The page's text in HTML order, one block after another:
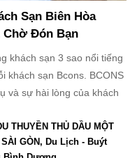
Sạn Biên Hòa
Chờ Đón Bạn
khách sạn 3 sao nổi tiếng
khách sạn Bcons. BCONS
và sự hài lòng của khách
THUYỀN THỦ DẦU MỘT
SÀI GÒN, Du Lịch - Buýt